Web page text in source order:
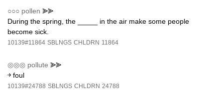
○○○ pollen ⪢⪢
During the spring, the _____ in the air make some people
become sick.
10139#11864 SBLNGS CHLDRN 11864
◎◎◎ pollute ⪢⪢
￫ foul
10139#24788 SBLNGS CHLDRN 24788